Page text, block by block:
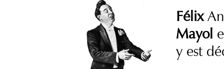
Félix
Mayol
y est